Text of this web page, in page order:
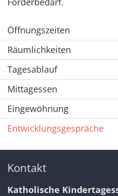
Öffnungszeiten
Räumlichkeiten
Tagesablauf
Mittagessen
Eingewöhnung
Entwicklungsgespräche
Kontakt
Katholische